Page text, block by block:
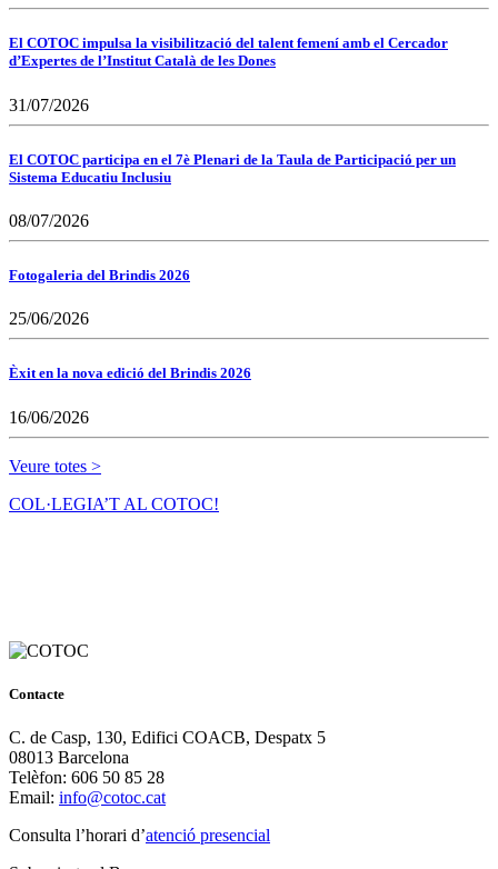
El COTOC impulsa la visibilització del talent femení amb el Cercador
d’Expertes de l’Institut Català de les Dones
31/07/2026
El COTOC participa en el 7è Plenari de la Taula de Participació per un
Sistema Educatiu Inclusiu
08/07/2026
Fotogaleria del Brindis 2026
25/06/2026
Èxit en la nova edició del Brindis 2026
16/06/2026
Veure totes >
COL·LEGIA’T AL COTOC!
Contacte
C. de Casp, 130, Edifici COACB, Despatx 5
08013 Barcelona
Telèfon: 606 50 85 28
Email: info@cotoc.cat
Consulta l’horari d’atenció presencial